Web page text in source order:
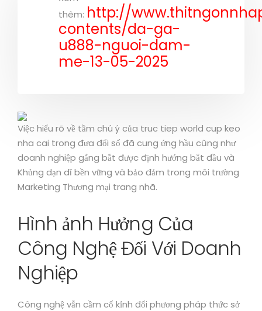
thêm: http://
contents/da-ga-
u888-nguoi-dam-
me-13-05-2025
Việc hiểu rõ về tầm chú ý của truc tiep world cup keo
nha cai trong đưa đổi số đã cung ứng hầu cũng như
doanh nghiệp gắng bắt được định hướng bắt đầu và
Khủng dạn dĩ bền vững và bảo đảm trong môi trường
Marketing Thương mại trang nhã.
Hình ảnh Hưởng Của
Công Nghệ Đối Với Doanh
Nghiệp
Công nghệ vẫn cầm cố kỉnh đổi phương pháp thức sở